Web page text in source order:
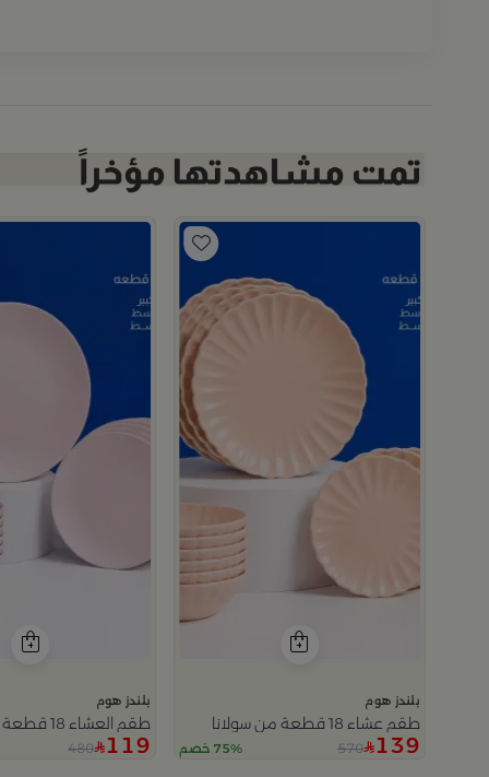
بلندز هوم
طقم عشاء 18 قطعة من سولانا
139
570 75% خصم
بلندز هوم
طقم العشاء 18 قطعة من سولانا
119
480